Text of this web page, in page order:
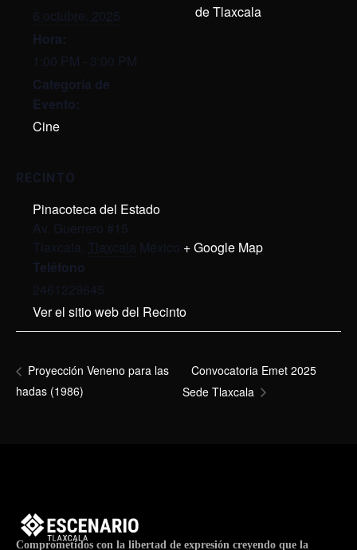
6 octubre, 2025
Hora:
1:00 PM - 3:00 PM
Categoría de
Evento:
Cine
RECINTO
Pinacoteca del Estado
Av. Guerrero #15
Tlaxcala, Tlaxcala México + Google Map
Teléfono
2461229645
Ver el sitio web del Recinto
de Tlaxcala
Proyección Veneno para las
hadas (1986)
Convocatoria Emet 2025
Sede Tlaxcala
Comprometidos con la libertad de expresión creyendo que la